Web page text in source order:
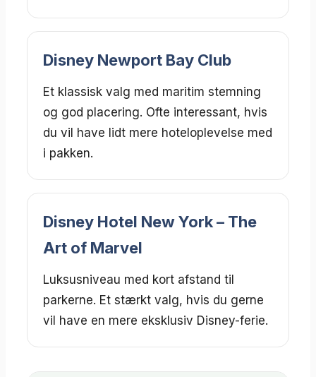
Disney Newport Bay Club
Et klassisk valg med maritim stemning
og god placering. Ofte interessant, hvis
du vil have lidt mere hoteloplevelse med
i pakken.
Disney Hotel New York – The
Art of Marvel
Luksusniveau med kort afstand til
parkerne. Et stærkt valg, hvis du gerne
vil have en mere eksklusiv Disney-ferie.